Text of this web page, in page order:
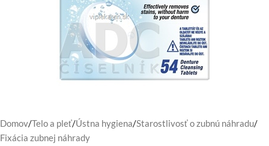
Domov/Telo a pleť/Ústna hygiena/Starostlivosť o zubnú náhradu/
Fixácia zubnej náhrady